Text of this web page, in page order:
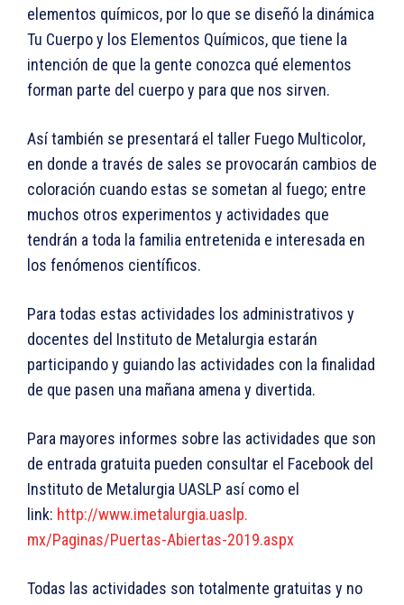
elementos químicos, por lo que se diseñó la dinámica
Tu Cuerpo y los Elementos Químicos, que tiene la
intención de que la gente conozca qué elementos
forman parte del cuerpo y para que nos sirven.
Así también se presentará el taller Fuego Multicolor,
en donde a través de sales se provocarán cambios de
coloración cuando estas se sometan al fuego; entre
muchos otros experimentos y actividades que
tendrán a toda la familia entretenida e interesada en
los fenómenos científicos.
Para todas estas actividades los administrativos y
docentes del Instituto de Metalurgia estarán
participando y guiando las actividades con la finalidad
de que pasen una mañana amena y divertida.
Para mayores informes sobre las actividades que son
de entrada gratuita pueden consultar el Facebook del
Instituto de Metalurgia UASLP así como el
link: http://www.imetalurgia.uaslp.
mx/Paginas/Puertas-Abiertas-2019.aspx
Todas las actividades son totalmente gratuitas y no